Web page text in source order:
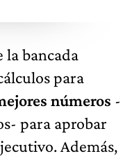
la bancada
para
números -
para aprobar
Además,